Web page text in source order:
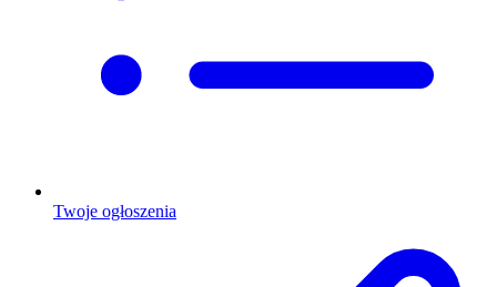
Twoje ogłoszenia